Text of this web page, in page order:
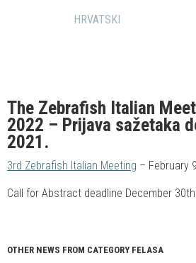
HRVATSKI
The Zebrafish Italian
2022 – Prijava sažetaka
2021.
3rd Zebrafish Italian Meeting – February
Call for Abstract deadline December
OTHER NEWS FROM CATEGORY FELASA